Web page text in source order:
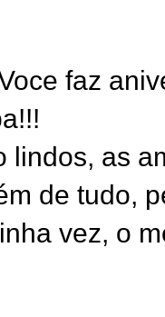
faz
lindos, as
de tudo,
vez, o